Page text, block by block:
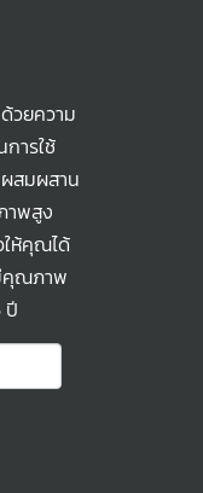
วยความ
การใช้
สมผสาน
าพสูง
ให้คุณได้
คุณภาพ
ปี